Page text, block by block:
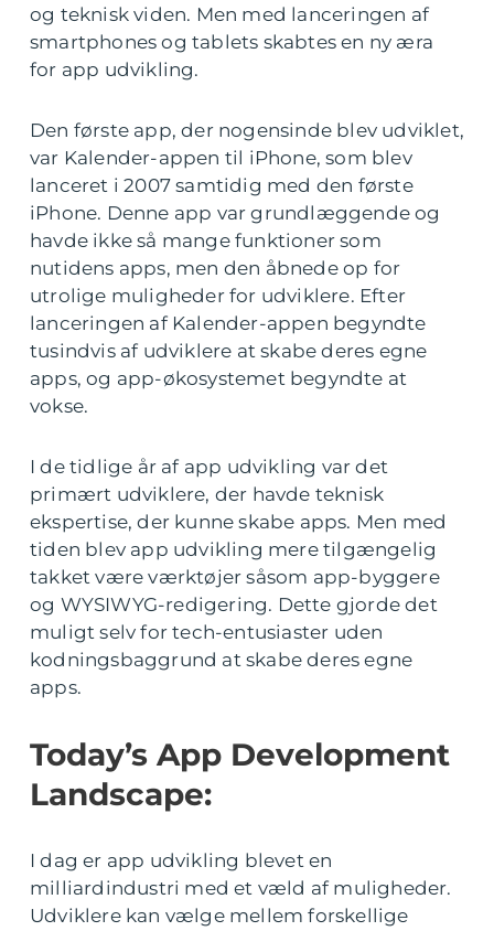
og teknisk viden. Men med lanceringen af
smartphones og tablets skabtes en ny æra
for app udvikling.
Den første app, der nogensinde blev udviklet,
var Kalender-appen til iPhone, som blev
lanceret i 2007 samtidig med den første
iPhone. Denne app var grundlæggende og
havde ikke så mange funktioner som
nutidens apps, men den åbnede op for
utrolige muligheder for udviklere. Efter
lanceringen af Kalender-appen begyndte
tusindvis af udviklere at skabe deres egne
apps, og app-økosystemet begyndte at
vokse.
I de tidlige år af app udvikling var det
primært udviklere, der havde teknisk
ekspertise, der kunne skabe apps. Men med
tiden blev app udvikling mere tilgængelig
takket være værktøjer såsom app-byggere
og WYSIWYG-redigering. Dette gjorde det
muligt selv for tech-entusiaster uden
kodningsbaggrund at skabe deres egne
apps.
Today’s App Development
Landscape:
I dag er app udvikling blevet en
milliardindustri med et væld af muligheder.
Udviklere kan vælge mellem forskellige